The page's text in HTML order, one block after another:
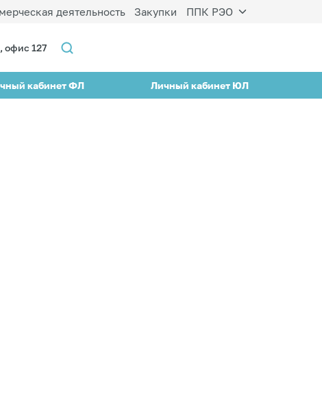
деятельность Закупки ППК РЭО
офис 127
кабинет ФЛ Личный кабинет ЮЛ